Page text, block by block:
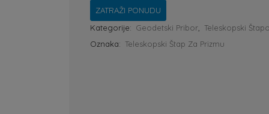
ZATRAŽI PONUDU
Kategorije: Geodetski Pribor
Teleskopski
Oznaka: Teleskopski Štap Za Prizmu